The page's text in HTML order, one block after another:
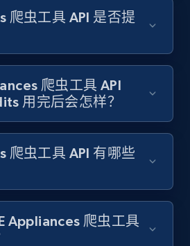
Product description,
Initial price, Discount,
注册使用
products by category url
Product description,
爬虫工具 API 是否提
爬虫工具 API
用完后会怎样？
爬虫工具 API 有哪些
Appliances 爬虫工具